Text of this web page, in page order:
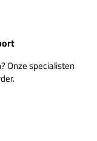
Onze specialisten